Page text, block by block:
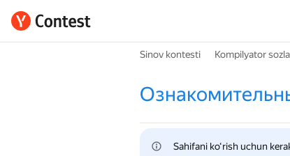
Sinov kontesti Kompilyator
Sahifani ko‘rish uchun